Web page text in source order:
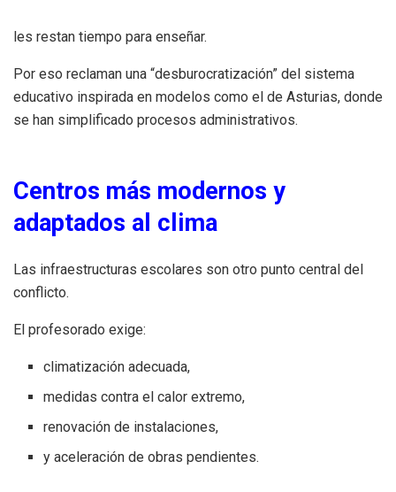
les restan tiempo para enseñar.
Por eso reclaman una “desburocratización” del sistema
educativo inspirada en modelos como el de Asturias, donde
se han simplificado procesos administrativos.
Centros más modernos y
adaptados al clima
Las infraestructuras escolares son otro punto central del
conflicto.
El profesorado exige:
climatización adecuada,
medidas contra el calor extremo,
renovación de instalaciones,
y aceleración de obras pendientes.